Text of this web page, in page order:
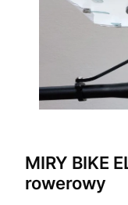
MIRY BIKE
rowerowy